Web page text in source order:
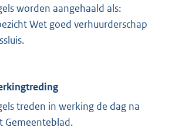
worden aangehaald als:
Wet goed verhuurderschap
treden in werking de dag na
Gemeenteblad.